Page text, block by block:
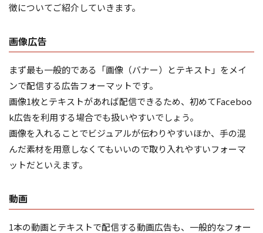
徴についてご紹介していきます。
画像広告
まず最も一般的である「画像（バナー）とテキスト」をメイ
ンで配信する広告フォーマットです。
画像1枚とテキストがあれば配信できるため、初めてFaceboo
k広告を利用する場合でも扱いやすいでしょう。
画像を入れることでビジュアルが伝わりやすいほか、手の混
んだ素材を用意しなくてもいいので取り入れやすいフォーマ
ットだといえます。
動画
1本の動画とテキストで配信する動画広告も、一般的なフォー